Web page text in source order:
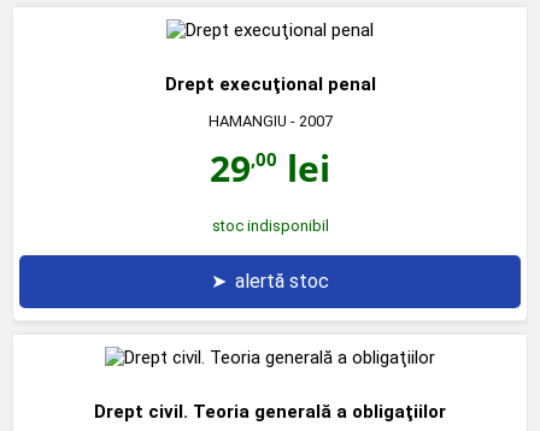
Drept execuţional penal
HAMANGIU - 2007
29,00 lei
stoc indisponibil
➤ alertă stoc
Drept civil. Teoria generală a obligaţiilor